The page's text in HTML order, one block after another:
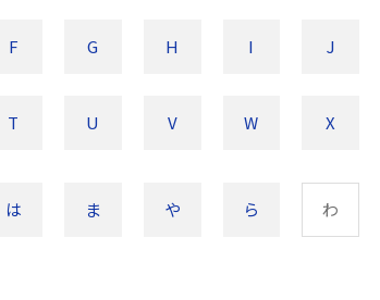
F G H I J
T U V W X
は ま や ら わ